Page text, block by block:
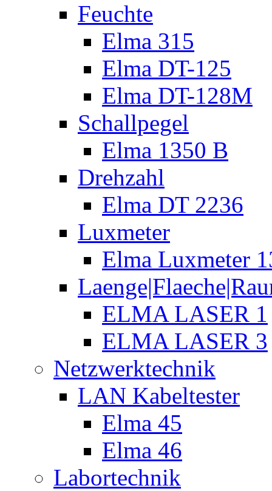
Feuchte
Elma 315
Elma DT-125
Elma DT-128M
Schallpegel
Elma 1350 B
Drehzahl
Elma DT 2236
Luxmeter
Elma Luxmeter
ELMA LASER 1
ELMA LASER 3
Netzwerktechnik
LAN Kabeltester
Elma 45
Elma 46
Labortechnik